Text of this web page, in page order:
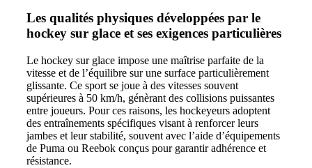
Les qualités physiques développées par le
hockey sur glace et ses exigences particulières
Le hockey sur glace impose une maîtrise parfaite de la
vitesse et de l’équilibre sur une surface particulièrement
glissante. Ce sport se joue à des vitesses souvent
supérieures à 50 km/h, génèrant des collisions puissantes
entre joueurs. Pour ces raisons, les hockeyeurs adoptent
des entraînements spécifiques visant à renforcer leurs
jambes et leur stabilité, souvent avec l’aide d’équipements
de Puma ou Reebok conçus pour garantir adhérence et
résistance.